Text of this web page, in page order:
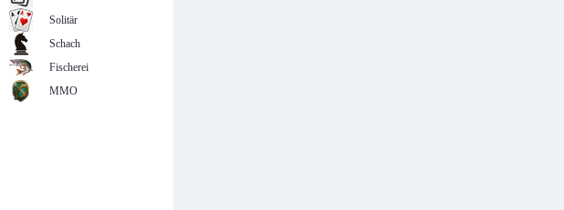
Solitär
Schach
Fischerei
MMO